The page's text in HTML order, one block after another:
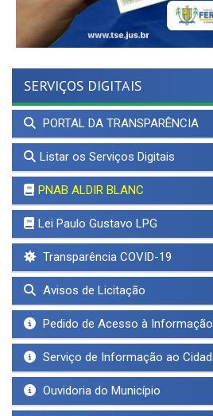
SERVIÇOS DIGITAIS
PORTAL DA TRANSPARÊNCIA
Listar os Serviços Digitais
PNAB ALDIR BLANC
Lei Paulo Gustavo LPG
Transparência COVID-19
Avisos de Licitação
Pedido de Acesso à
Serviço de Informação ao
Ouvidoria do Município